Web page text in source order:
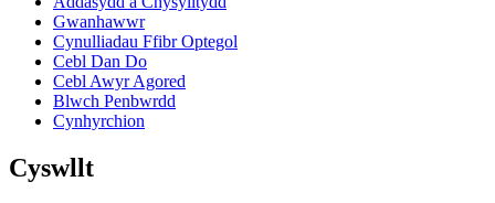
Gwanhawwr
Cynulliadau Ffibr Optegol
Cebl Dan Do
Cebl Awyr Agored
Blwch Penbwrdd
Cynhyrchion
Cyswllt